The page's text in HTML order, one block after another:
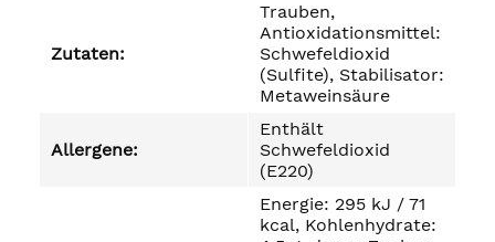
Zutaten:
Trauben,
Antioxidationsmittel:
Schwefeldioxid
(Sulfite), Stabilisator:
Metaweinsäure
Allergene:
Enthält
Schwefeldioxid
(E220)
Energie: 295 kJ / 71
kcal, Kohlenhydrate: